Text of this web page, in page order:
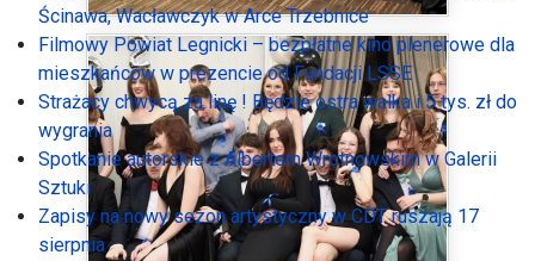
Ścinawa, Wacławczyk w Arce Trzebnice
Filmowy Powiat Legnicki – bezpłatne kino plenerowe dla
mieszkańców w prezencie od Fundacji LSSE
Strażacy chwycą za linę ! Będzie ostra walka i 5 tys. zł do
wygrania
Spotkanie autorskie z Albertem Wrotnowskim w Galerii
Sztuki
Zapisy na nowy sezon artystyczny w CDT ruszają 17
sierpnia